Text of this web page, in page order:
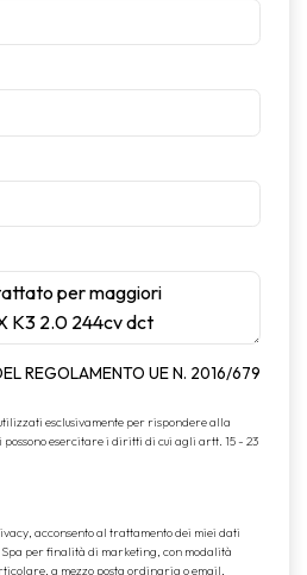
REGOLAMENTO UE N. 2016/679
esclusivamente per rispondere alla
esercitare i diritti di cui agli artt. 15 - 23
, acconsento al trattamento dei miei dati
per finalità di marketing, con modalità
a mezzo posta ordinaria o email,